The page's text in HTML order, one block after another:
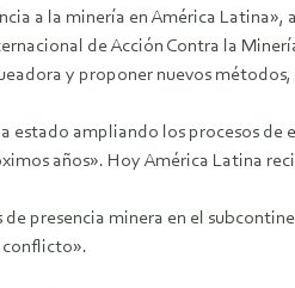
a la minería en América
de Acción Contra la
y proponer nuevos
estado ampliando los procesos
años». Hoy América Latina
presencia minera en el
conflicto».